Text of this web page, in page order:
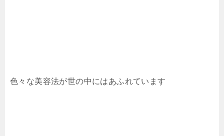
色々な美容法が世の中にはあふれています